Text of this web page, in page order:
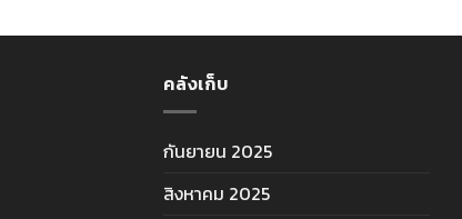
คลังเก็บ
กันยายน 2025
สิงหาคม 2025